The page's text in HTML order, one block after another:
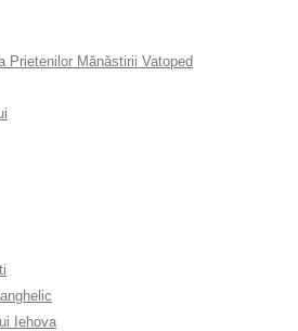
Prietenilor Mănăstirii Vatoped
Iehova